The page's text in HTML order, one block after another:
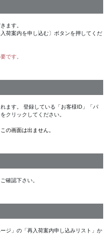
ます。
荷案内を申し込む〕ボタンを押してくだ
です。
ます。 登録している「お客様ID」「パ
クリックしてください。
の画面は出ません。
確認下さい。
ジ」の「再入荷案内申し込みリスト」か